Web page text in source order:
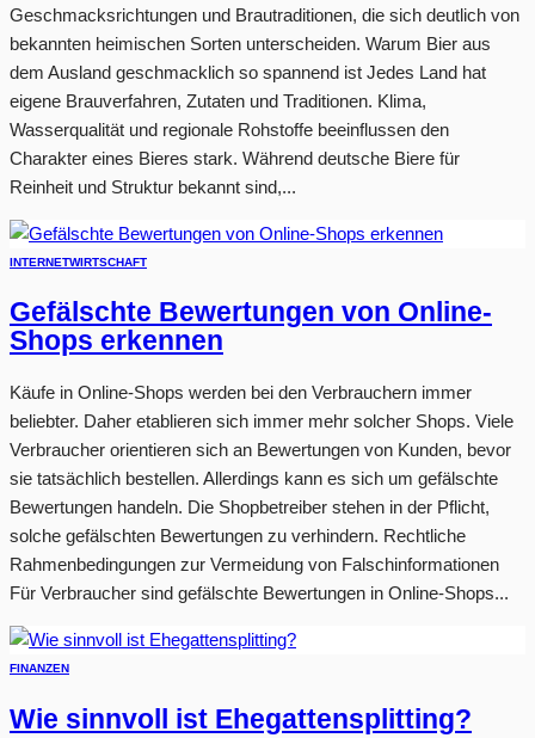
Geschmacksrichtungen und Brautraditionen, die sich deutlich von
bekannten heimischen Sorten unterscheiden. Warum Bier aus
dem Ausland geschmacklich so spannend ist Jedes Land hat
eigene Brauverfahren, Zutaten und Traditionen. Klima,
Wasserqualität und regionale Rohstoffe beeinflussen den
Charakter eines Bieres stark. Während deutsche Biere für
Reinheit und Struktur bekannt sind,...
INTERNETWIRTSCHAFT
Gefälschte Bewertungen von Online-
Shops erkennen
Käufe in Online-Shops werden bei den Verbrauchern immer
beliebter. Daher etablieren sich immer mehr solcher Shops. Viele
Verbraucher orientieren sich an Bewertungen von Kunden, bevor
sie tatsächlich bestellen. Allerdings kann es sich um gefälschte
Bewertungen handeln. Die Shopbetreiber stehen in der Pflicht,
solche gefälschten Bewertungen zu verhindern. Rechtliche
Rahmenbedingungen zur Vermeidung von Falschinformationen
Für Verbraucher sind gefälschte Bewertungen in Online-Shops...
FINANZEN
Wie sinnvoll ist Ehegattensplitting?